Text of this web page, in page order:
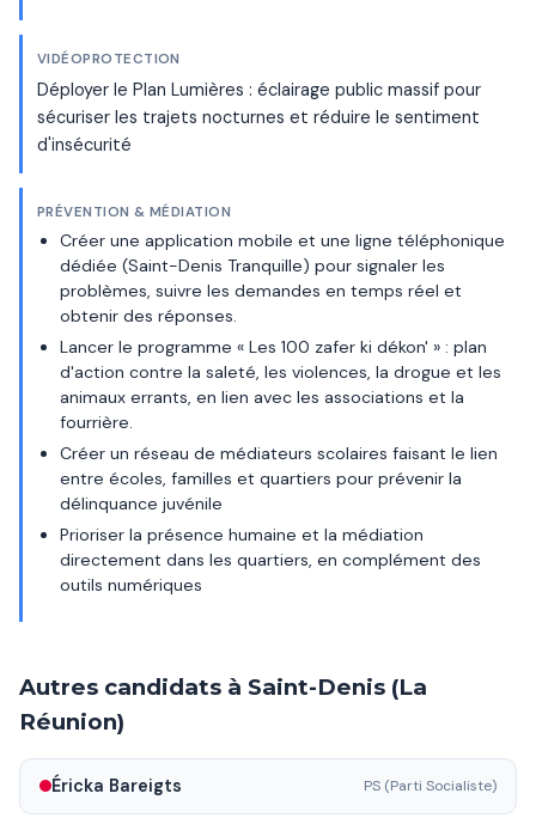
VIDÉOPROTECTION
Déployer le Plan Lumières : éclairage public massif pour
sécuriser les trajets nocturnes et réduire le sentiment
d'insécurité
PRÉVENTION & MÉDIATION
Créer une application mobile et une ligne téléphonique
dédiée (Saint-Denis Tranquille) pour signaler les
problèmes, suivre les demandes en temps réel et
obtenir des réponses.
Lancer le programme « Les 100 zafer ki dékon' » : plan
d'action contre la saleté, les violences, la drogue et les
animaux errants, en lien avec les associations et la
fourrière.
Créer un réseau de médiateurs scolaires faisant le lien
entre écoles, familles et quartiers pour prévenir la
délinquance juvénile
Prioriser la présence humaine et la médiation
directement dans les quartiers, en complément des
outils numériques
Autres candidats à Saint-Denis (La
Réunion)
Éricka Bareigts PS (Parti Socialiste)